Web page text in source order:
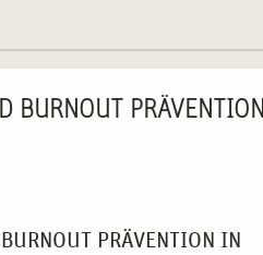
BURNOUT PRÄVENTION
PRÄVENTION IN